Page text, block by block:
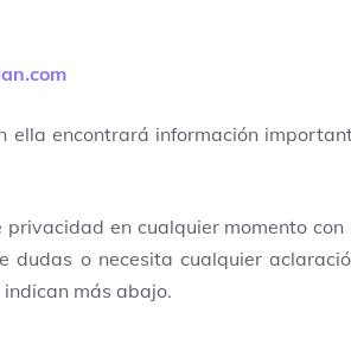
encontrará información
en cualquier momento
dudas o necesita cualquier
más abajo.